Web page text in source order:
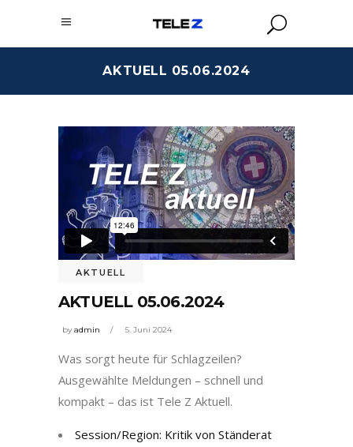
AKTUELL 05.06.2024
AKTUELL
AKTUELL 05.06.2024
byadmin 5. Juni 2024
Was sorgt heute für Schlagzeilen?
Ausgewählte Meldungen – schnell und
kompakt – das ist Tele Z Aktuell.
Session/Region: Kritik von Ständerat